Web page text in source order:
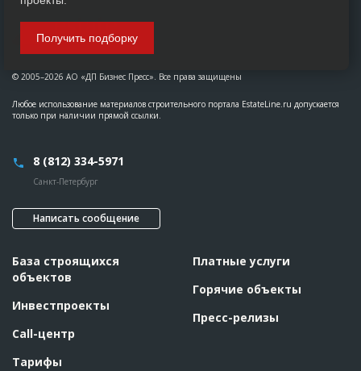
© 2005–2026 АО «ДП Бизнес Пресс». Все права защищены
Любое использование материалов строительного портала EstateLine.ru допускается
только при наличии прямой ссылки.
8 (812) 334-5971
Санкт-Петербург
Написать сообщение
База строящихся
объектов
Инвестпроекты
Call-центр
Тарифы
Платные услуги
Горячие объекты
Пресс-релизы
Получить подборку